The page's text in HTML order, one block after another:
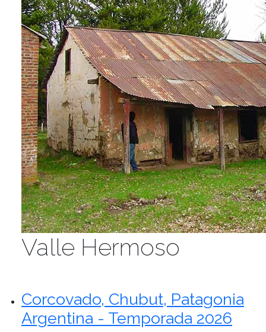
Valle Hermoso
Corcovado, Chubut, Patagonia
Argentina - Temporada 2026